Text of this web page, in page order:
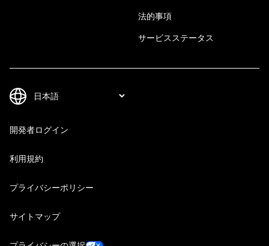
法的事項
サービスステータス
開発者ログイン
利用規約
プライバシーポリシー
サイトマップ